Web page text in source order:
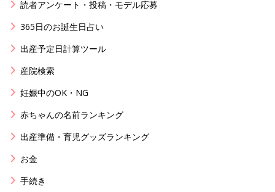
読者アンケート・投稿・モデル応募
365日のお誕生日占い
出産予定日計算ツール
産院検索
妊娠中のOK・NG
赤ちゃんの名前ランキング
出産準備・育児グッズランキング
お金
手続き